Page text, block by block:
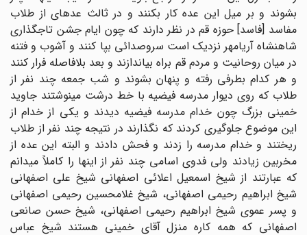
بشوند و بر میل این عده کار بکنند و در ثالث عده‏اى از طلاب
مفاسد [فاسد] حوزه قم در نظر دارند که چون ایام جشن تاجگذارى
شاهنشاه آریامهر نزدیک است سروصدائى بپا کنند و آشوب و فتنه
در میان روحانیت و مردم قم براه بیاندازند و بعد بلافاصله فرار کنند
و هر کدام بطرفى رفته و پنهان بشوند و شب جمعه چند نفر از
طلاب که روى دیوار مدرسه فیضیه با خط درشت مینوشتند جاوید
خمینى بزرگ چون خدام مدرسه فیضیه دیدند و یکى از خدام از
این موضوع جلوگیرى کردند که نگذارند در نتیجه چند نفر از طلاب
ریختند و خدام مدرسه را زدند و فحش دادند و البته این عده از
مخربین زیادند ولى فدوى اسامى چند نفر از اینها را کاملاً میدانم
که عبارتند از شیخ اسمعیل اعلائى اصفهانى شیخ على اصفهانى
شیخ ابراهیم رحیمى اصفهانى، شیخ غلامحسین رحیمى اصفهانى
و پسر عموى شیخ ابراهیم رحیمى اصفهانى، شیخ حسن صانعى
اصفهانى که همه کاره منزل آقاى خمینى هستند شیخ عباس